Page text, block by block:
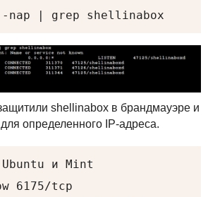
nap | grep shellinabox
shellinabox в брандмауэре и
определенного IP-адреса.
и Mint
6175/tcp